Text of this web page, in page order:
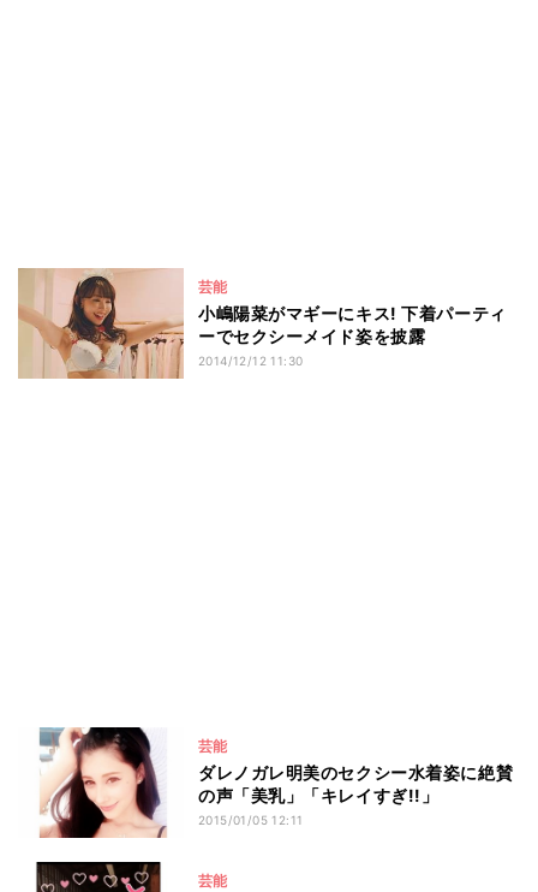
芸能
小嶋陽菜がマギーにキス! 下着パーティ
ーでセクシーメイド姿を披露
2014/12/12 11:30
芸能
ダレノガレ明美のセクシー水着姿に絶賛
の声「美乳」「キレイすぎ!!」
2015/01/05 12:11
芸能